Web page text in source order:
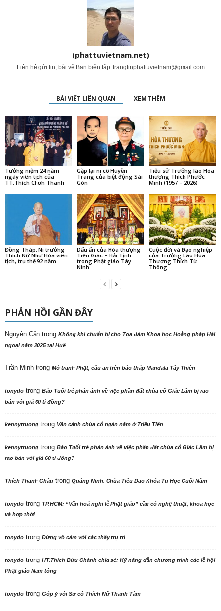
(phattuvietnam.net)
Liên hệ gửi tin, bài về Ban biên tập: trangtinphattuvietnam@gmail.com
BÀI VIẾT LIÊN QUAN XEM THÊM
Tưởng niệm 24 năm
ngày viên tịch của
TT.Thích Chơn Thanh
Gặp lại ni cô Huyền
Trang của biệt động Sài
Gòn
Tiểu sử Trưởng lão Hòa
thượng Thích Phước
Minh (1957 – 2026)
Đồng Tháp: Ni trưởng
Thích Nữ Như Hòa viên
tịch, trụ thế 92 năm
Dấu ấn của Hòa thượng
Tiên Giác – Hải Tịnh
trong Phật giáo Tây
Ninh
Cuộc đời và Đạo nghiệp
của Trưởng Lão Hòa
Thượng Thích Từ
Thông
PHẢN HỒI GẦN ĐÂY
Nguyên Cần trong Không khí chuẩn bị cho Tọa đàm Khoa học Hoằng pháp Hải
ngoại năm 2025 tại Huế
Trần Minh trong Mở tranh Phật, cầu an trên bảo tháp Mandala Tây Thiên
tonydo trong Báo Tuổi trẻ phản ảnh về việc phần đất chùa cổ Giác Lâm bị rao
bán với giá 60 tỉ đồng?
kennytruong trong Vãn cảnh chùa cổ ngàn năm ở Triều Tiên
kennytruong trong Báo Tuổi trẻ phản ảnh về việc phần đất chùa cổ Giác Lâm bị
rao bán với giá 60 tỉ đồng?
Thích Thanh Châu trong Quảng Ninh. Chùa Tiêu Dao Khóa Tu Học Cuối Năm
tonydo trong TP.HCM: “Văn hoá nghi lễ Phật giáo” cần có nghệ thuật, khoa học
và hợp thời
tonydo trong Đừng vô cảm với các thầy trụ trì
tonydo trong HT.Thích Bửu Chánh chia sẻ: Kỹ năng dẫn chương trình các lễ hội
Phật giáo Nam tông
tonydo trong Góp ý với Sư cô Thích Nữ Thanh Tâm